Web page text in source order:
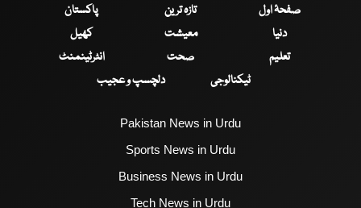
صفحۂ اول تازہ ترین
پاکستان
دنیا
معیشت
کھیل
تعلیم
صحت
انٹرٹینمنٹ
ٹیکنالوجی
دلچسپ و عجیب
Pakistan News in Urdu
Sports News in Urdu
Business News in Urdu
Tech News in Urdu